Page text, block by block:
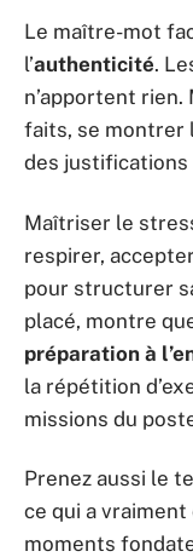
Le maître-mot
l’authenticité.
n’apportent rien.
faits, se montrer
des
Maîtriser le
respirer,
pour structurer
placé, montre
préparation à
la répétition
missions du
Prenez aussi le
ce qui a
moments